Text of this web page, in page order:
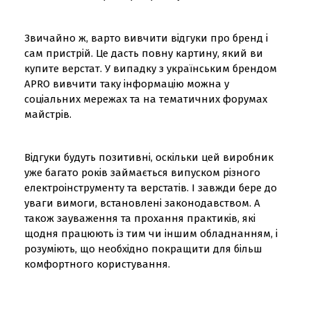
Звичайно ж, варто вивчити відгуки про бренд і
сам пристрій. Це дасть повну картину, який ви
купите верстат. У випадку з українським брендом
APRO вивчити таку інформацію можна у
соціальних мережах та на тематичних форумах
майстрів.
Відгуки будуть позитивні, оскільки цей виробник
уже багато років займається випуском різного
електроінструменту та верстатів. І завжди бере до
уваги вимоги, встановлені законодавством. А
також зауваження та прохання практиків, які
щодня працюють із тим чи іншим обладнанням, і
розуміють, що необхідно покращити для більш
комфортного користування.